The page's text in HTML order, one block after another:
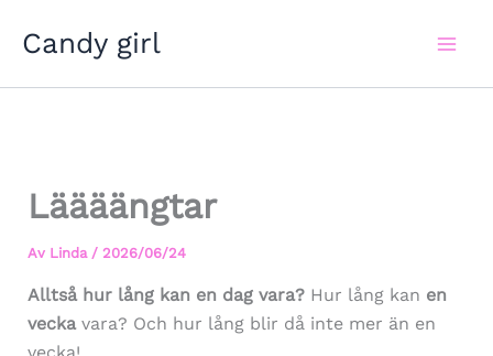
Candy girl
Läääängtar
Av Linda / 2026/06/24
Alltså hur lång kan en dag vara?Hur lång kan en
veckavara? Och hur lång blir då inte mer än en